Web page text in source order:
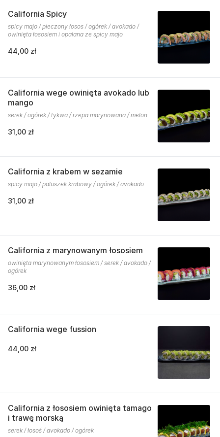
California Spicy
spicy majo / pieczony łosos / ogórek / avokado /
owinięta łososiem i opalana ze spicy majo
44,00 zł
California wege owinięta avokado lub
mango
serek / ogórek / tykwa / rzepa marynowana / melon
31,00 zł
California z krabem w sezamie
spicy majo / paluszek krabowy / ogórek / avokado
31,00 zł
California z marynowanym łososiem
owinięta marynowanym łososiem / serek / avokado /
ogórek
36,00 zł
California wege fussion
44,00 zł
California z łososiem owinięta tamago
i trawę morską
serek / łosoś / avokado / ogórek